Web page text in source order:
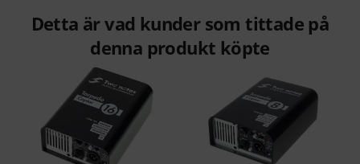
Detta är vad kunder som tittade på
denna produkt köpte